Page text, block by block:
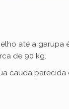
até a garupa
de 90 kg.
cauda parecida